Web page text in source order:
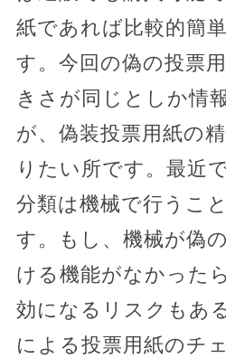
紙であれば比較的簡
す。今回の偽の投票
きさが同じとしか情
が、偽装投票用紙の
りたい所です。最近
分類は機械で行うこ
す。もし、機械が偽
ける機能がなかった
効になるリスクもあ
による投票用紙のチ